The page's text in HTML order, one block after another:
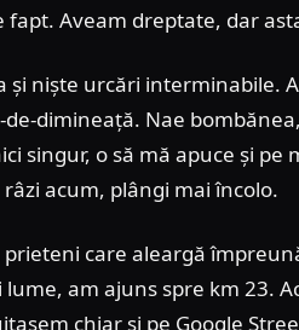
Aveam dreptate, dar
și niște urcări interminabile.
dimineață. Nae
singur, o să mă apuce și pe
acum, plângi mai încolo.
care aleargă
am ajuns spre km 23.
chiar și pe Google